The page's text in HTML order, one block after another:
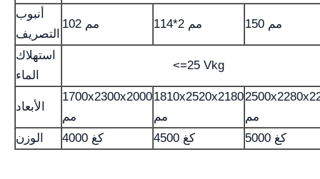
أنبوب
التصريف
102 مم 114*2 مم 150 مم
استهلاك
الماء
<=25 Vkg
الأبعاد
1700x2300x2000
مم
1810x2520x2180
مم
مم
الوزن
4000 كغ 4500 كغ 5000 كغ